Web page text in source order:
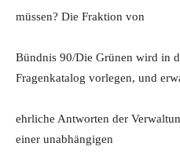
müssen? Die Fraktion von
Bündnis 90/Die Grünen wird in
Fragenkatalog vorlegen, und
ehrliche Antworten der
einer unabhängigen